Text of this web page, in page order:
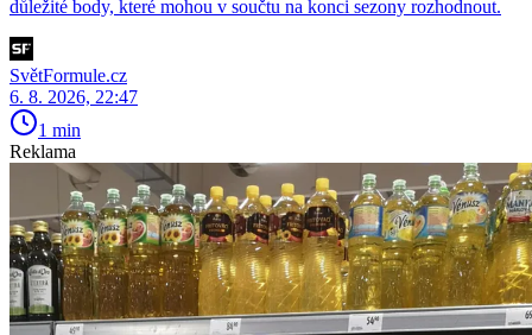
důležité body, které mohou v součtu na konci sezony rozhodnout.
SvětFormule.cz
6. 8. 2026, 22:47
1 min
Reklama